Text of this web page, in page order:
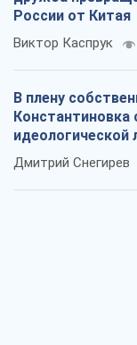
России от Китая
Виктор Каспрук
В плену
Константиновка
идеологической
российских
Дмитрий Снегирев